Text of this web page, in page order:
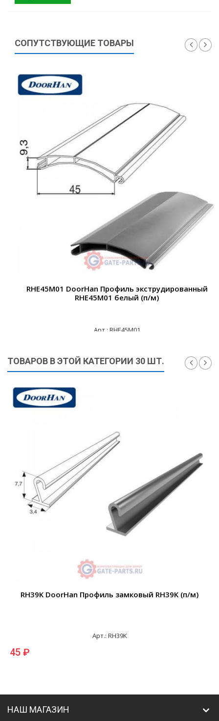
СОПУТСТВУЮЩИЕ ТОВАРЫ
RHE45M01 DoorHan Профиль экструдированный
RHE45M01 белый (п/м)
Арт.: RHE45M01
ТОВАРОВ В ЭТОЙ КАТЕГОРИИ 30 ШТ.
RH39K DoorHan Профиль замковый RH39K (п/м)
Арт.: RH39K
45 ₽
НАШ МАГАЗИН